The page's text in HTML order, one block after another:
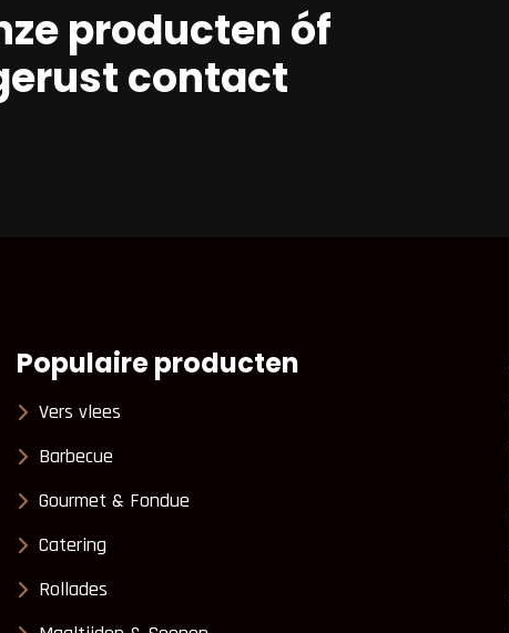
producten óf
contact
Populaire producten
Vers vlees
Barbecue
Gourmet & Fondue
Catering
Rollades